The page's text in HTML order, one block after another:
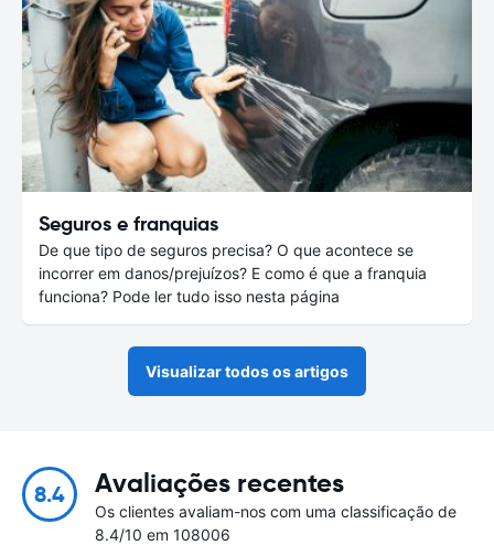
Seguros e franquias
De que tipo de seguros precisa? O que acontece se
incorrer em danos/prejuízos? E como é que a franquia
funciona? Pode ler tudo isso nesta página
Visualizar todos os artigos
8.4 Avaliações recentes
Os clientes avaliam-nos com uma classificação de
8.4/10 em 108006